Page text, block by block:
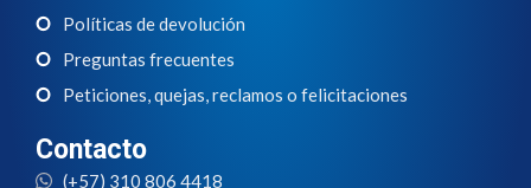
Políticas de devolución
Preguntas frecuentes
Peticiones, quejas, reclamos o felicitaciones
Contacto
(+57) 310 806 4418